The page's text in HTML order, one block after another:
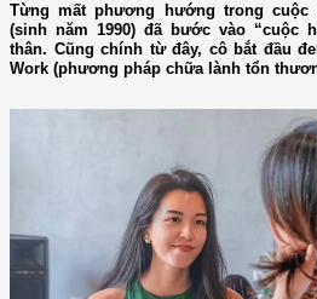
Từng mất phương hướng trong cuộc
(sinh năm 1990) đã bước vào “cuộc
thân. Cũng chính từ đây, cô bắt đầu
Work (phương pháp chữa lành tổn